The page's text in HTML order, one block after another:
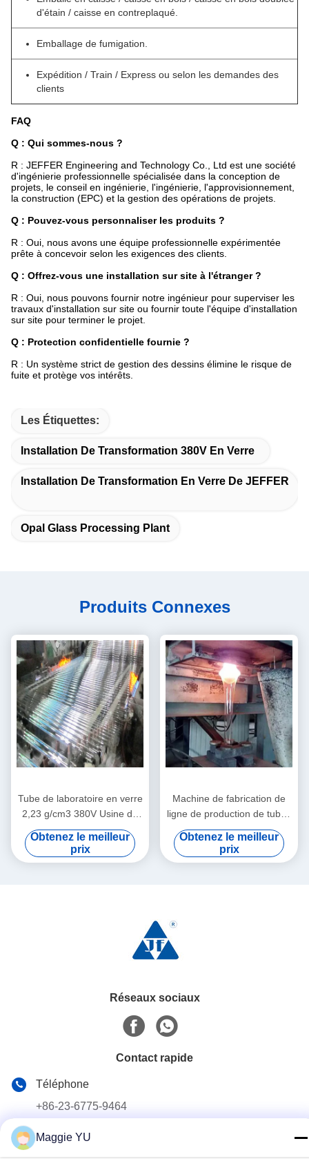
d'étain / caisse en contreplaqué.
Emballage de fumigation.
Expédition / Train / Express ou selon les demandes des
clients
FAQ
Q : Qui sommes-nous ?
R : JEFFER Engineering and Technology Co., Ltd est une société
d'ingénierie professionnelle spécialisée dans la conception de
projets, le conseil en ingénierie, l'ingénierie, l'approvisionnement,
la construction (EPC) et la gestion des opérations de projets.
Q : Pouvez-vous personnaliser les produits ?
R : Oui, nous avons une équipe professionnelle expérimentée
prête à concevoir selon les exigences des clients.
Q : Offrez-vous une installation sur site à l'étranger ?
R : Oui, nous pouvons fournir notre ingénieur pour superviser les
travaux d'installation sur site ou fournir toute l'équipe d'installation
sur site pour terminer le projet.
Q : Protection confidentielle fournie ?
R : Un système strict de gestion des dessins élimine le risque de
fuite et protège vos intérêts.
Les Étiquettes:
Installation De Transformation 380V En Verre
Installation De Transformation En Verre De JEFFER
Opal Glass Processing Plant
Produits Connexes
Tube de laboratoire en verre
2,23 g/cm3 380V Usine de
transformation du verre pour
usage en laboratoire
Obtenez le meilleur
prix
Machine de fabrication de
ligne de production de tubes
de verre 380V de grande
taille
Obtenez le meilleur
prix
Réseaux sociaux
Contact rapide
Téléphone
+86-23-6775-9464
E-mail
Maggie YU